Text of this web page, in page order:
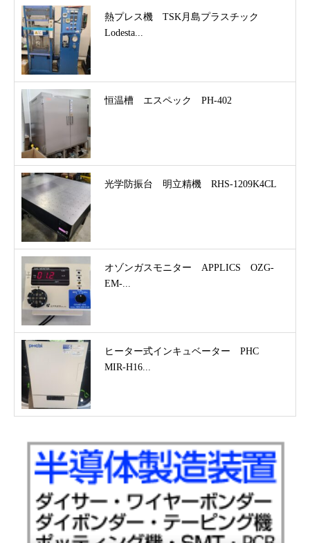
熱プレス機 TSK月島プラスチック
Lodesta...
恒温槽 エスペック PH-402
光学防振台 明立精機 RHS-1209K4CL
オゾンガスモニター APPLICS OZG-
EM-...
ヒーター式インキュベーター PHC
MIR-H16...